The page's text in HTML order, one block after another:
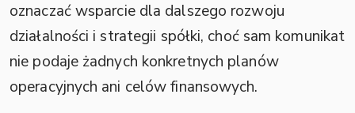
oznaczać wsparcie dla dalszego rozwoju
działalności i strategii spółki, choć sam komunikat
nie podaje żadnych konkretnych planów
operacyjnych ani celów finansowych.